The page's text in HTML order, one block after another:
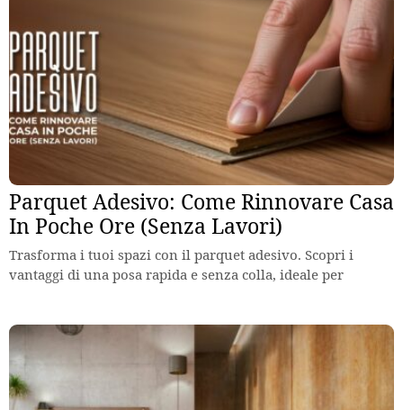
Parquet Adesivo: Come Rinnovare Casa
In Poche Ore (Senza Lavori)
Trasforma i tuoi spazi con il parquet adesivo. Scopri i
vantaggi di una posa rapida e senza colla, ideale per